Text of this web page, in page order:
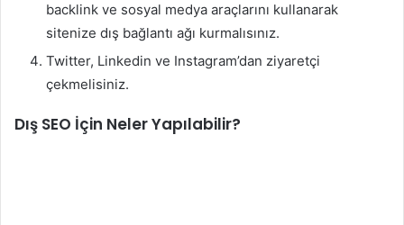
backlink ve sosyal medya araçlarını kullanarak
sitenize dış bağlantı ağı kurmalısınız.
Twitter, Linkedin ve Instagram’dan ziyaretçi
çekmelisiniz.
Dış SEO İçin Neler Yapılabilir?